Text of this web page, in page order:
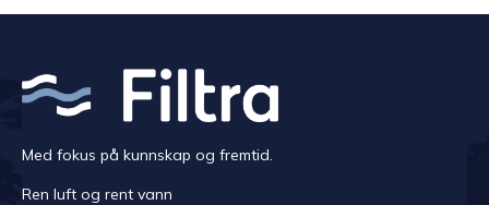
Med fokus på kunnskap og fremtid.
Ren luft og rent vann